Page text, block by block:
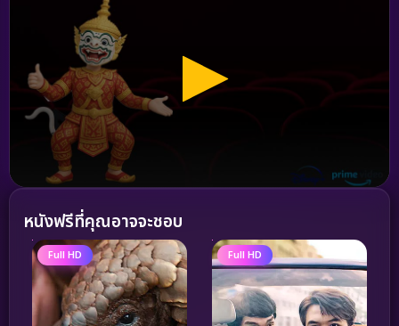
หนังฟรีที่คุณอาจจะชอบ
Full HD Full HD